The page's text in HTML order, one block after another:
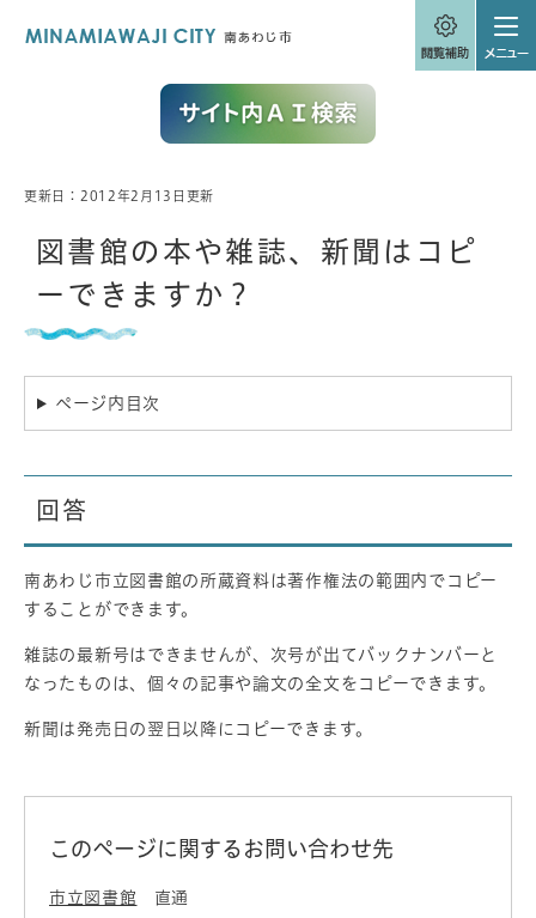
本
更新日：2012年2月13日更新
図書館の本や雑誌、新聞はコピ
ーできますか？
ページ内目次
回答
南あわじ市立図書館の所蔵資料は著作権法の範囲内でコピー
することができます。
雑誌の最新号はできませんが、次号が出てバックナンバーと
なったものは、個々の記事や論文の全文をコピーできます。
新聞は発売日の翌日以降にコピーできます。
このページに関するお問い合わせ先
市立図書館 直通